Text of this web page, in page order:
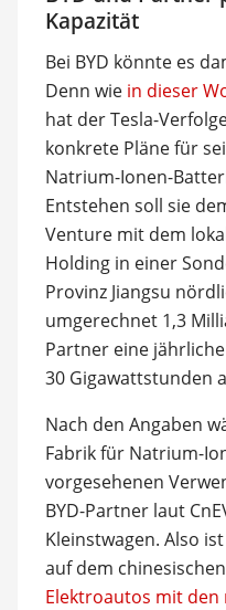
Kapazität
Bei BYD könnte es
Denn wie in dieser
hat der Tesla-
konkrete Pläne für
Natrium-Ionen-
Entstehen soll sie
Venture mit dem
Holding in einer
Provinz Jiangsu
umgerechnet 1,3
Partner eine
30 Gigawattstunden
Nach den Angaben
Fabrik für Natrium-
vorgesehenen
BYD-Partner laut
Kleinstwagen. Also
auf dem
Elektroautos mit den